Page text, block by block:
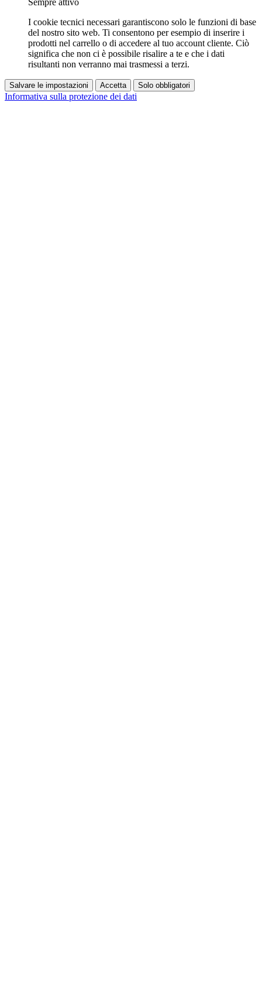
Sempre attivo
I cookie tecnici necessari garantiscono solo le funzioni di base
del nostro sito web. Ti consentono per esempio di inserire i
prodotti nel carrello o di accedere al tuo account cliente. Ciò
significa che non ci è possibile risalire a te e che i dati
risultanti non verranno mai trasmessi a terzi.
Salvare le impostazioni Accetta Solo obbligatori
Informativa sulla protezione dei dati